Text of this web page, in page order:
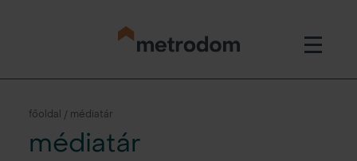
főoldal / médiatár
médiatár